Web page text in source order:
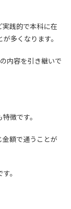
践的で本科に在
多くなります。
内容を引き継いで
徴です。
額で通うことが
。